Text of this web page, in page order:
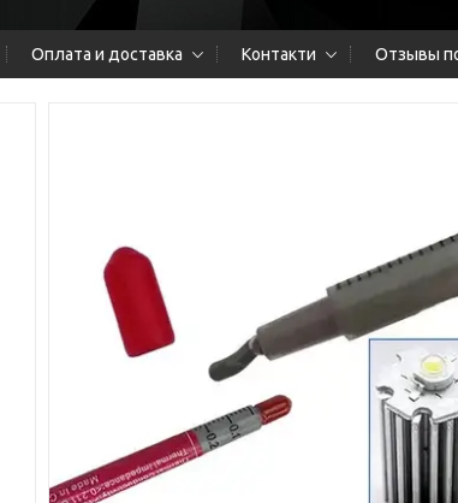
Оплата и доставка Контакти Отзывы